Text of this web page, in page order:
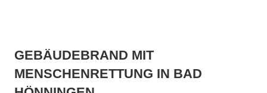
GEBÄUDEBRAND MIT
MENSCHENRETTUNG IN BAD